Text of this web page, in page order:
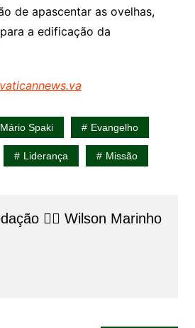
de apascentar as ovelhas,
a edificação da
Spaki Evangelho
Liderança Missão
👨‍⚖️​ Wilson Marinho